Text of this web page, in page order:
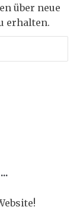
über neue
erhalten.
…